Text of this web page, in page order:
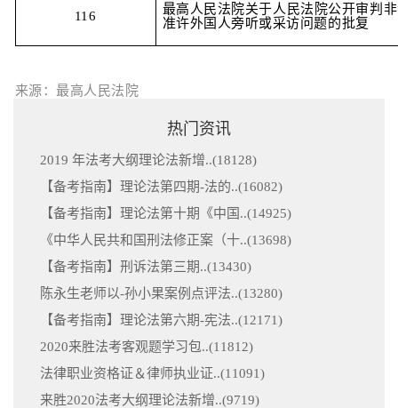
116
最高人民法院关于人民法院公开审判
准许外国人旁听或采访问题的批复
来源：最高人民法院
热门资讯
2019 年法考大纲理论法新增..(18128)
【备考指南】理论法第四期-法的..(16082)
【备考指南】理论法第十期《中国..(14925)
《中华人民共和国刑法修正案（十..(13698)
【备考指南】刑诉法第三期..(13430)
陈永生老师以-孙小果案例点评法..(13280)
【备考指南】理论法第六期-宪法..(12171)
2020来胜法考客观题学习包..(11812)
法律职业资格证＆律师执业证..(11091)
来胜2020法考大纲理论法新增..(9719)